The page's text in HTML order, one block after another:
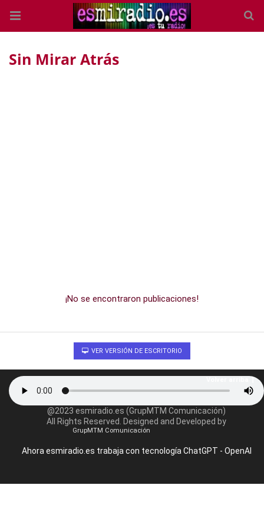
Sin Mirar Atrás
¡No se encontraron publicaciones!
VER VERSIÓN DE ESCRITORIO
@2023 esmiradio.es (GrupMTM Comunicación)
All Rights Reserved. Designed and Developed by
GrupMTM Comunicación
Ahora esmiradio.es trabaja con tecnología ChatGPT - OpenAI